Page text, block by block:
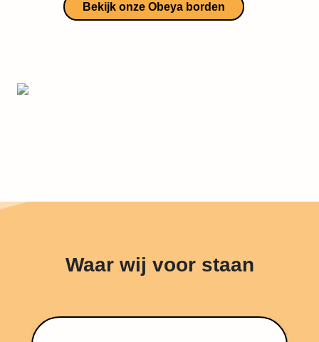
Bekijk onze Obeya borden
Waar wij voor staan